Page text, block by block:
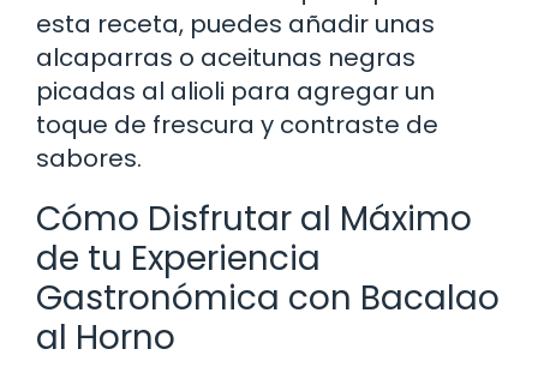
esta receta, puedes añadir unas
alcaparras o aceitunas negras
picadas al alioli para agregar un
toque de frescura y contraste de
sabores.
Cómo Disfrutar al Máximo
de tu Experiencia
Gastronómica con Bacalao
al Horno